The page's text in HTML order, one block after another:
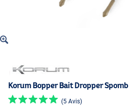
Korum Bopper Bait Dropper Spomb
(5 Avis)